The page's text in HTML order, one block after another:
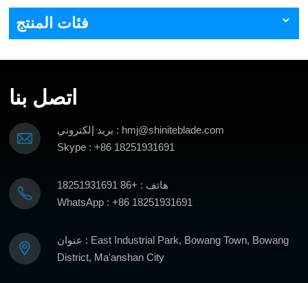
فئات المنتج
اتصل بنا
بريد إلكتروني : hmj@shiniteblade.com
Skype : +86 18251931691
هاتف : +86 18251931691
WhatsApp : +86 18251931691
عنوان : East Industrial Park, Bowang Town, Bowang
District, Ma'anshan City